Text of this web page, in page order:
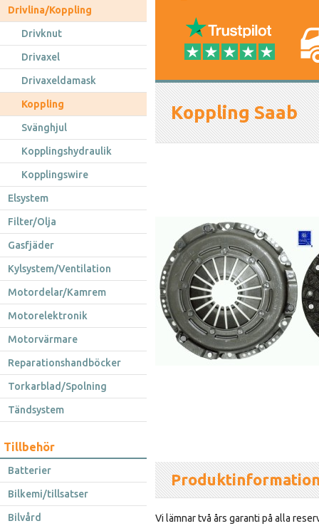
Drivlina/Koppling
Drivknut
Drivaxel
Drivaxeldamask
Koppling
Svänghjul
Kopplingshydraulik
Kopplingswire
Elsystem
Filter/Olja
Gasfjäder
Kylsystem/Ventilation
Motordelar/Kamrem
Motorelektronik
Motorvärmare
Reparationshandböcker
Torkarblad/Spolning
Tändsystem
Tillbehör
Batterier
Bilkemi/tillsatser
Bilvård
Koppling Saab
Vi lämnar två års garanti på alla